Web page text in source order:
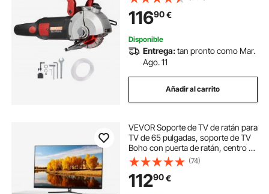
Ranuradora de Pared con 5 Hojas
de Sierra Diámetro de 160 mm con
Rayos Infrarrojos
11690€
Disponible
Entrega:tan pronto como Mar.
Ago. 11
Añadir al carrito
VEVOR Soporte de TV de ratán para
TV de 65 pulgadas, soporte de TV
Boho con puerta de ratán, centro de
entretenimiento con enchufe
incorporado y puertos USB,
consola de TV moderna para sala
de estar, sala multimedia, blanco
(74)
11290€